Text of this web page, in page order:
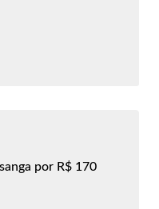
por R$ 170